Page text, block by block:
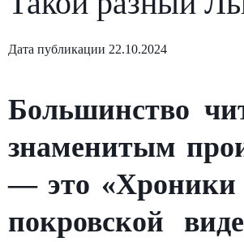
Дата публикации 22.10.2024
Большинство
знаменитым
— это «Хроники
покровской